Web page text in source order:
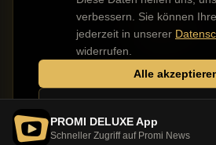
verbessern. Sie können
jederzeit in unserer
widerrufen.
Alle
Nur notwendige
PROMI DELUXE App
Schneller Zugriff auf Promi News
KontaktImpressum
©2026 PROMI DELUXE. Alle